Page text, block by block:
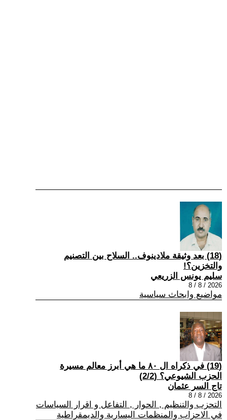
(18) بعد وثيقة ملادينوف.. السلاح بين التصنيم
والتخزين؟!
سليم يونس الزريعي
2026 / 8 / 8
مواضيع وابحاث سياسية
(19) في ذكراه ال ٨٠ ما هي أبرز معالم مسيرة
الحزب الشيوعي؟ (2/2)
تاج السر عثمان
2026 / 8 / 8
التحزب والتنظيم , الحوار , التفاعل و اقرار السياسات
في الاحزاب والمنظمات اليسارية والديمقراطية